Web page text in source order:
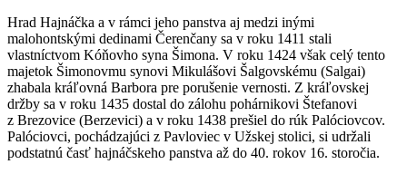
Hrad Hajnáčka a v rámci jeho panstva aj medzi inými
malohontskými dedinami Čerenčany sa v roku 1411 stali
vlastníctvom Kóňovho syna Šimona. V roku 1424 však celý tento
majetok Šimonovmu synovi Mikulášovi Šalgovskému (Salgai)
zhabala kráľovná Barbora pre porušenie vernosti. Z kráľovskej
držby sa v roku 1435 dostal do zálohu pohárnikovi Štefanovi
z Brezovice (Berzevici) a v roku 1438 prešiel do rúk Palóciovcov.
Palóciovci, pochádzajúci z Pavloviec v Užskej stolici, si udržali
podstatnú časť hajnáčskeho panstva až do 40. rokov 16. storočia.